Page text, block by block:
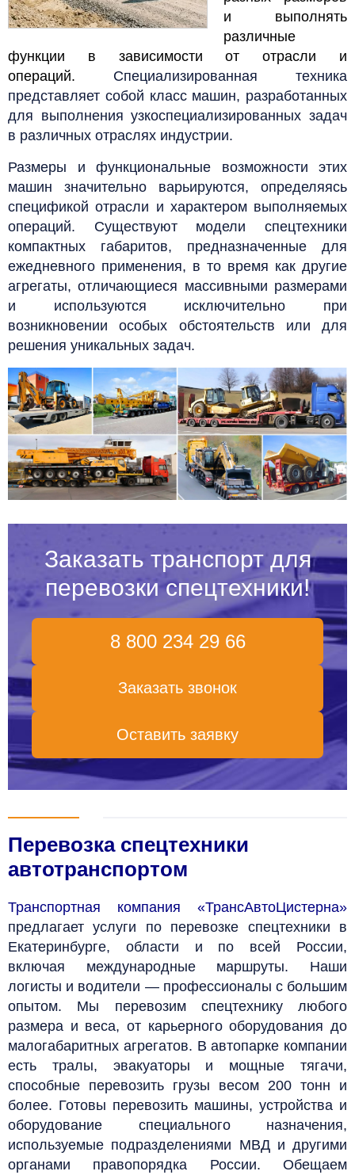
и выполнять
различные
функции в зависимости от отрасли и
операций. Специализированная техника
представляет собой класс машин, разработанных
для выполнения узкоспециализированных задач
в различных отраслях индустрии.
Размеры и функциональные возможности этих
машин значительно варьируются, определяясь
спецификой отрасли и характером выполняемых
операций. Существуют модели спецтехники
компактных габаритов, предназначенные для
ежедневного применения, в то время как другие
агрегаты, отличающиеся массивными размерами
и используются исключительно при
возникновении особых обстоятельств или для
решения уникальных задач.
Заказать транспорт для
перевозки спецтехники!
8 800 234 29 66
Заказать звонок
Оставить заявку
Перевозка спецтехники
автотранспортом
Транспортная компания «ТрансАвтоЦистерна»
предлагает услуги по перевозке спецтехники в
Екатеринбурге, области и по всей России,
включая международные маршруты. Наши
логисты и водители — профессионалы с большим
опытом. Мы перевозим спецтехнику любого
размера и веса, от карьерного оборудования до
малогабаритных агрегатов. В автопарке компании
есть тралы, эвакуаторы и мощные тягачи,
способные перевозить грузы весом 200 тонн и
более. Готовы перевозить машины, устройства и
оборудование специального назначения,
используемые подразделениями МВД и другими
органами правопорядка России. Обещаем